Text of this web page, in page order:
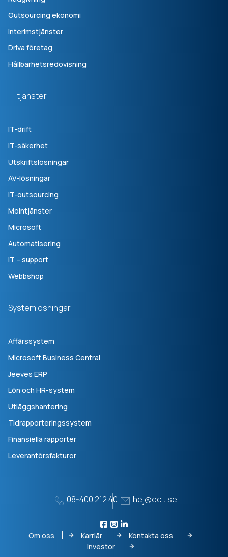
Outsourcing ekonomi
Interimstjänster
Driva företag
Hållbarhetsredovisning
IT-tjänster
IT-drift
IT-säkerhet
Utskriftslösningar
AV-lösningar
IT-outsourcing
Molntjänster
Microsoft
Automatisering
IT – support
Webbshop
Systemlösningar
Affärssystem
Microsoft Business Central
Jeeves ERP
Lön och HR-system
Utläggshantering
Tidrapporteringssystem
Finansiella rapporter
Leverantörsfakturor
08-400 212 40 hej@ecit.se
Om oss Karriär
Kontakta oss
Investor